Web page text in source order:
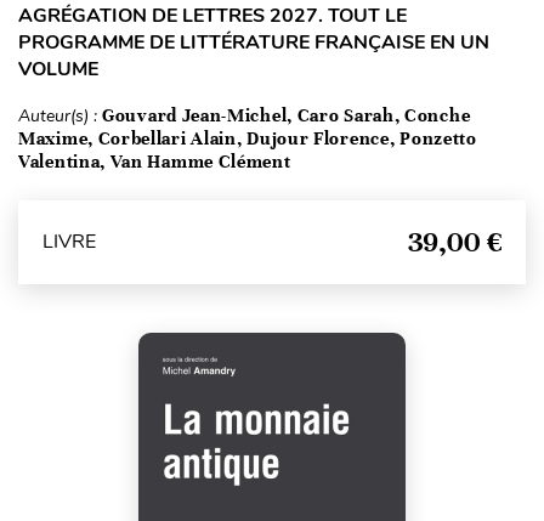
AGRÉGATION DE LETTRES 2027. TOUT LE
PROGRAMME DE LITTÉRATURE FRANÇAISE EN UN
VOLUME
Auteur(s) : Gouvard Jean-Michel, Caro Sarah, Conche
Maxime, Corbellari Alain, Dujour Florence, Ponzetto
Valentina, Van Hamme Clément
LIVRE 39,00 €